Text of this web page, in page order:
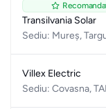
Transilvania Solar
Sediu: Mureș,
Villex Electric
Sediu: Covasna,